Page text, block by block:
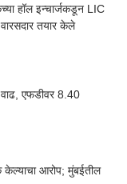
हॉल इन्चार्जकडून LIC
तयार केले
एफडीवर 8.40
आरोप; मुंबईतील